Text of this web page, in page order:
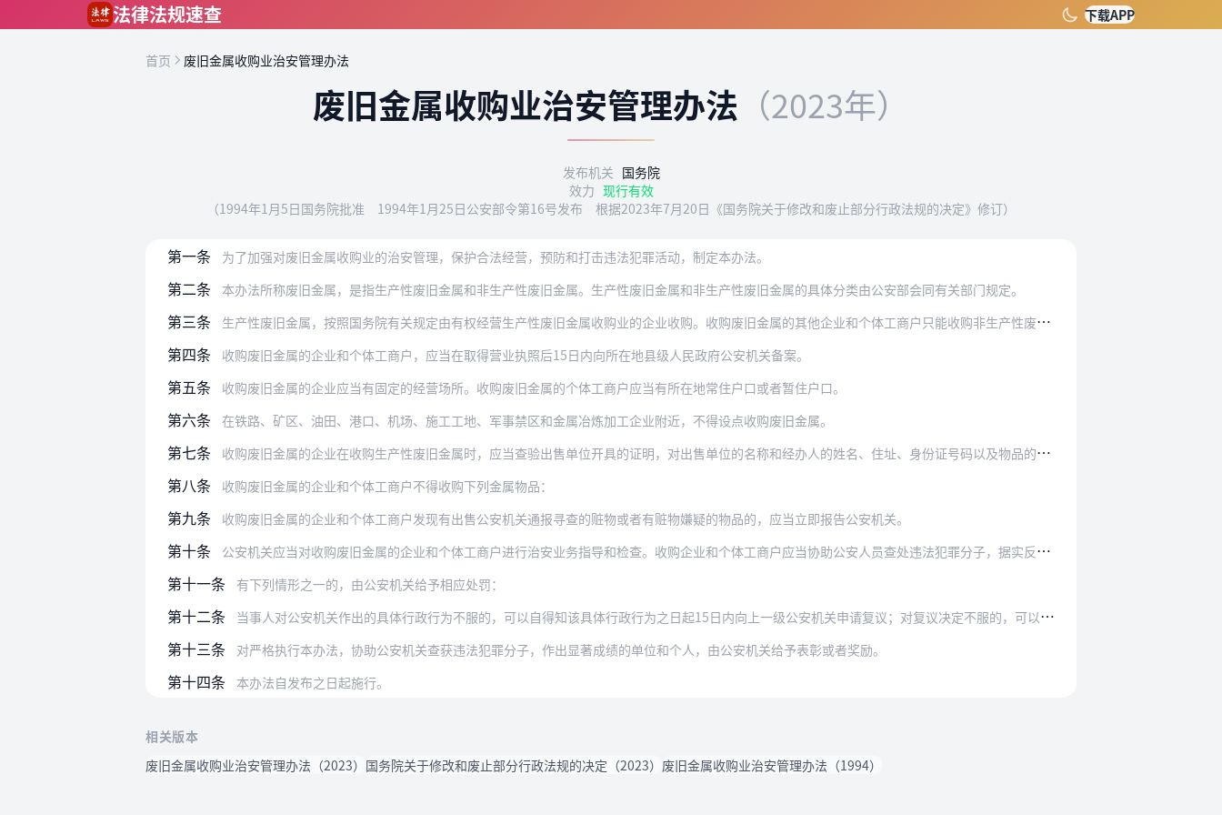
法律法规速查 下载APP
首页 废旧金属收购业治安管理办法
废旧金属收购业治安管理办法 （2023年）
发布机关 国务院
效力 现行有效
（1994年1月5日国务院批准 1994年1月25日公安部令第16号发布 根据2023年7月20日《国务院关于修改和废止部分行政法规的决定》修订）
第一条 为了加强对废旧金属收购业的治安管理，保护合法经营，预防和打击违法犯罪活动，制定本办法。
第二条 本办法所称废旧金属，是指生产性废旧金属和非生产性废旧金属。生产性废旧金属和非生产性废旧金属的具体分类由公安部会同有关部门规定。
第三条 生产性废旧金属，按照国务院有关规定由有权经营生产性废旧金属收购业的企业收购。收购废旧金属的其他企业和个体工商户只能收购非生产性废旧金属，不得收购生产性废旧金属。
第四条 收购废旧金属的企业和个体工商户，应当在取得营业执照后15日内向所在地县级人民政府公安机关备案。
第五条 收购废旧金属的企业应当有固定的经营场所。收购废旧金属的个体工商户应当有所在地常住户口或者暂住户口。
第六条 在铁路、矿区、油田、港口、机场、施工工地、军事禁区和金属冶炼加工企业附近，不得设点收购废旧金属。
第七条 收购废旧金属的企业在收购生产性废旧金属时，应当查验出售单位开具的证明，对出售单位的名称和经办人的姓名、住址、身份证号码以及物品的名称、数量、规格、新旧程度等如实…
第八条 收购废旧金属的企业和个体工商户不得收购下列金属物品：
第九条 收购废旧金属的企业和个体工商户发现有出售公安机关通报寻查的赃物或者有赃物嫌疑的物品的，应当立即报告公安机关。
第十条 公安机关应当对收购废旧金属的企业和个体工商户进行治安业务指导和检查。收购企业和个体工商户应当协助公安人员查处违法犯罪分子，据实反映情况，不得知情不报或者隐瞒包庇…
第十一条 有下列情形之一的，由公安机关给予相应处罚：
第十二条 当事人对公安机关作出的具体行政行为不服的，可以自得知该具体行政行为之日起15日内向上一级公安机关申请复议；对复议决定不服的，可以自接到复议决定通知之日起15日内…
第十三条 对严格执行本办法，协助公安机关查获违法犯罪分子，作出显著成绩的单位和个人，由公安机关给予表彰或者奖励。
第十四条 本办法自发布之日起施行。
相关版本
废旧金属收购业治安管理办法（2023） 国务院关于修改和废止部分行政法规的决定（2023） 废旧金属收购业治安管理办法（1994）